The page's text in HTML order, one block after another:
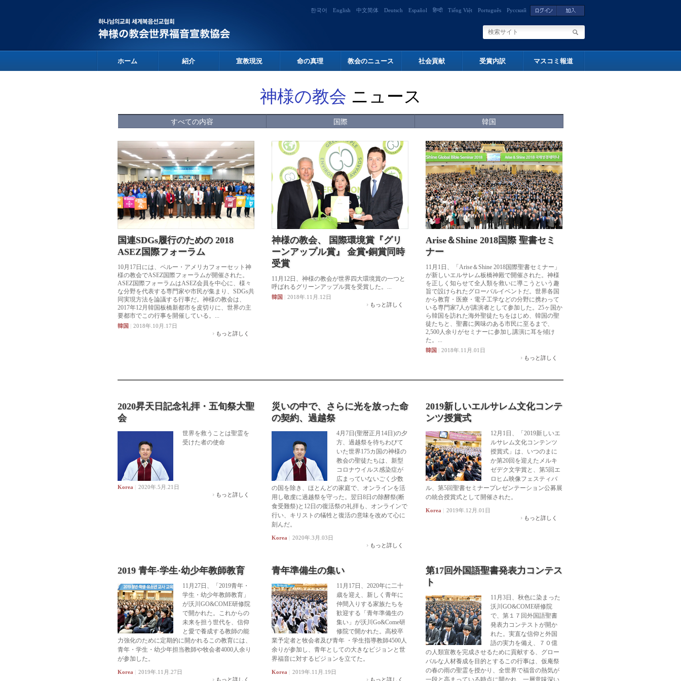
한국어 English 中文简体 Deutsch Español हिन्दी Tiếng Việt Português Русский
ホーム 紹介 宣教現況 命の真理 教会のニュース 社会貢献 受賞内訳 マスコミ報道
神様の教会 ニュース
すべての内容 国際 韓国
国連SDGs履行のための 2018
ASEZ国際フォーラム
10月17日には、ペルー・アメリカフォーセット神
様の教会でASEZ国際フォーラムが開催された。
ASEZ国際フォーラムはASEZ会員を中心に、様々
な分野を代表する専門家や市民が集まり、SDGs共
同実現方法を論議する行事だ。神様の教会は、
2017年12月韓国板橋新都市を皮切りに、世界の主
要都市でこの行事を開催している。...
韓国
2018年.10月.17日
もっと詳しく
神様の教会、 国際環境賞『グリ
ーンアップル賞』 金賞•銅賞同時
受賞
11月12日、神様の教会が世界四大環境賞の一つと
呼ばれるグリーンアップル賞を受賞した。...
韓国
2018年.11月.12日
もっと詳しく
Arise＆Shine 2018国際 聖書セミ
ナー
11月1日、「Arise＆Shine 2018国際聖書セミナー」
が新しいエルサレム板橋神殿で開催された。神様
を正しく知らせて全人類を救いに導こうという趣
旨で設けられたグローバルイベントだ。世界各国
から教育・医療・電子工学などの分野に携わって
いる専門家7人が講演者として参加した。25ヶ国か
ら韓国を訪れた海外聖徒たちをはじめ、韓国の聖
徒たちと、聖書に興味のある市民に至るまで、
2,500人余りがセミナーに参加し講演に耳を傾け
た。...
韓国
2018年.11月.01日
もっと詳しく
2020昇天日記念礼拝・五旬祭大聖
会
世界を救うことは聖霊を
受けた者の使命
Korea
2020年.5月.21日
もっと詳しく
災いの中で、さらに光を放った命
の契約、過越祭
4月7日(聖暦正月14日)の夕
方、過越祭を待ちわびて
いた世界175カ国の神様の
教会の聖徒たちは、新型
コロナウイルス感染症が
広まっていないごく少数
の国を除き、ほとんどの家庭で、オンラインを活
用し敬虔に過越祭を守った。翌日8日の除酵祭(断
食受難祭)と12日の復活祭の礼拝も、オンラインで
行い、キリストの犠牲と復活の意味を改めて心に
刻んだ。
Korea
2020年.3月.03日
もっと詳しく
2019新しいエルサレム文化コンテ
ンツ授賞式
12月1日、「2019新しいエ
ルサレム文化コンテンツ
授賞式」は、いつのまに
か第20回を迎えたメルキ
ゼデク文学賞と、第5回エ
ロヒム映像フェスティバ
ル、第5回聖書セミナープレゼンテーション公募展
の統合授賞式として開催された。
Korea
2019年.12月.01日
もっと詳しく
2019 青年·学生·幼少年教師教育
11月27日、「2019青年・
学生・幼少年教師教育」
が沃川GO&COME研修院
で開かれた。これからの
未来を担う世代を、信仰
と愛で養成する教師の能
力強化のために定期的に開かれるこの教育には、
青年・学生・幼少年担当教師や牧会者4000人余り
が参加した。
Korea
2019年.11月.27日
もっと詳しく
青年準備生の集い
11月17日、2020年に二十
歳を迎え、新しく青年に
仲間入りする家族たちを
歓迎する「青年準備生の
集い」が沃川Go&Come研
修院で開かれた。高校卒
業予定者と牧会者及び青年 ・学生指導教師4500人
余りが参加し、青年としての大きなビジョンと世
界福音に対するビジョンを立てた。
Korea
2019年.11月.19日
もっと詳しく
第17回外国語聖書発表力コンテス
ト
11月3日、秋色に染まった
沃川GO&COME研修院
で、第１７回外国語聖書
発表力コンテストが開か
れた。実直な信仰と外国
語の実力を備え、７０億
の人類宣教を完成させるために貢献する、グロー
バルな人材養成を目的とするこの行事は、仮庵祭
の春の雨の聖霊を授かり、全世界で福音の熱気が
一段と高まっている時点に開かれ、一層意味深い